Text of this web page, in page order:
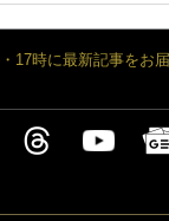
17時に最新記事をお